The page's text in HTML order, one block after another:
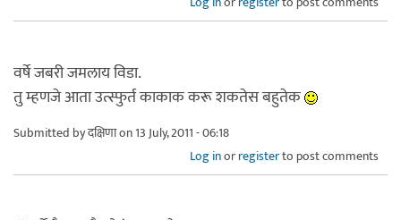
वर्षे जबरी जमलाय विडा.
तु म्हणजे आता उत्स्फुर्त काकाक करू शकतेस बहुतेक
Submitted byदक्षिणाon 13 July, 2011 - 06:18
Log inorregisterto post comments